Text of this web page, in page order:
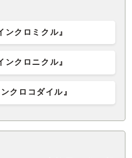
ンクロミクル』
ンクロニクル』
ンクロコダイル』